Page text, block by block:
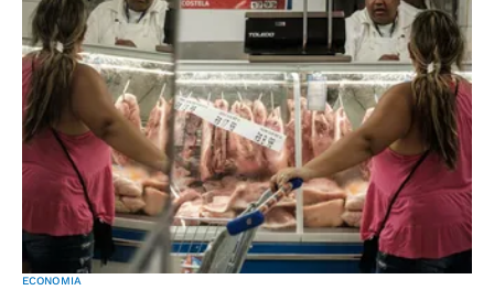
ECONOMIA